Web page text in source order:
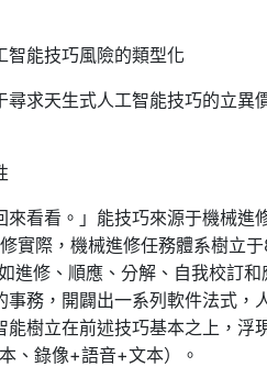
智能技巧風險的類型化
求天生式人工智能技巧的立異
看看。」能技巧來源于機械進
實際，機械進修任務體系樹立
進修、順應、分解、自我校訂和
務，開闢出一系列軟件法式，
樹立在前述技巧基本之上，浮
、錄像+語音+文本）。